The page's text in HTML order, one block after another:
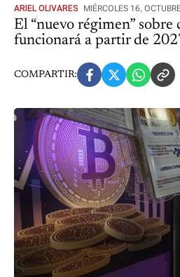
ARIEL OLIVARES MIÉRCOLES 16,
El “nuevo régimen” sobre
funcionará a partir de
COMPARTIR: